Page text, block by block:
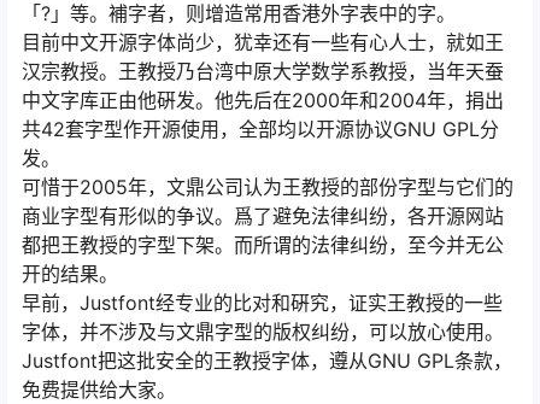
「?」等。補字者，则增造常用香港外字表中的字。
目前中文开源字体尚少，犹幸还有一些有心人士，就如王
汉宗教授。王教授乃台湾中原大学数学系教授，当年天蚕
中文字库正由他硏发。他先后在2000年和2004年，捐出
共42套字型作开源使用，全部均以开源协议GNU GPL分
发。
可惜于2005年，文鼎公司认为王教授的部份字型与它们的
商业字型有形似的争议。爲了避免法律纠纷，各开源网站
都把王教授的字型下架。而所谓的法律纠纷，至今并无公
开的结果。
早前，Justfont经专业的比对和硏究，证实王教授的一些
字体，并不涉及与文鼎字型的版权纠纷，可以放心使用。
Justfont把这批安全的王教授字体，遵从GNU GPL条款，
免费提供给大家。